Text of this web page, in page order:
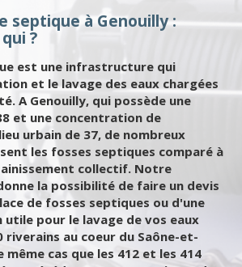
septique à Genouilly :
?
est une infrastructure qui
et le lavage des eaux chargées
A Genouilly, qui possède une
et une concentration de
urbain de 37, de nombreux
les fosses septiques comparé à
collectif. Notre
la possibilité de faire un devis
de fosses septiques ou d'une
pour le lavage de vos eaux
riverains au coeur du Saône-et-
même cas que les 412 et les 414